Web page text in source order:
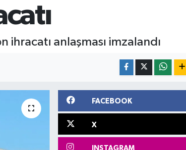
ihracatı anlaşması imzalandı
FACEBOOK
X
INSTAGRAM